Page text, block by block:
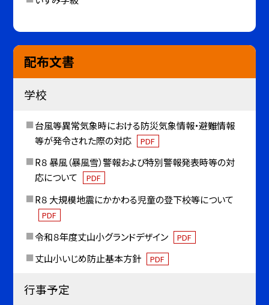
配布文書
学校
台風等異常気象時における防災気象情報・避難情報
等が発令された際の対応
PDF
R８ 暴風（暴風雪）警報および特別警報発表時等の対
応について
PDF
R８ 大規模地震にかかわる児童の登下校等について
PDF
令和８年度丈山小グランドデザイン PDF
丈山小いじめ防止基本方針 PDF
行事予定